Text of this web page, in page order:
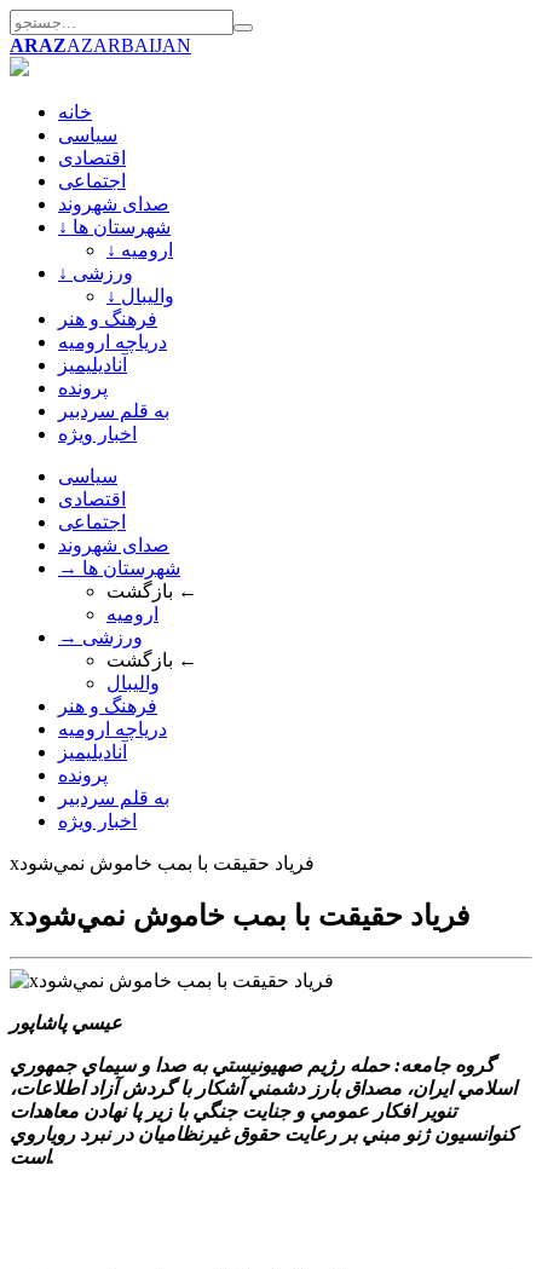
ARAZAZARBAIJAN
خانه
سیاسی
اقتصادی
اجتماعی
صدای شهروند
↓ شهرستان ها
↓ ارومیه
↓ ورزشی
↓ والیبال
فرهنگ و هنر
دریاچه ارومیه
آنادیلیمیز
پرونده
به قلم سردبیر
اخبار ویژه
سیاسی
اقتصادی
اجتماعی
صدای شهروند
→ شهرستان ها
بازگشت ←
ارومیه
→ ورزشی
بازگشت ←
والیبال
فرهنگ و هنر
دریاچه ارومیه
آنادیلیمیز
پرونده
به قلم سردبیر
اخبار ویژه
xفرياد حقيقت با بمب خاموش نمي‌شود
xفرياد حقيقت با بمب خاموش نمي‌شود
عيسي پاشاپور
گروه جامعه: حمله رژيم صهيونيستي به صدا و سيماي جمهوري
اسلامي ايران، مصداق بارز دشمني آشکار با گردش آزاد اطلاعات،
تنوير افکار عمومي و جنايت جنگي با زير پا نهادن معاهدات
کنوانسيون ژنو مبني بر رعايت حقوق غيرنظاميان در نبرد روياروي
است.